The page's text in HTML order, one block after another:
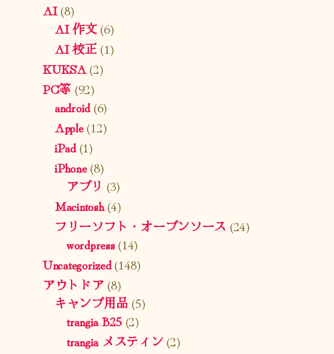
AI(8)
AI 作文(6)
AI 校正(1)
KUKSA(2)
PC等 (92)
android(6)
Apple(12)
iPad(1)
iPhone(8)
アプリ (3)
Macintosh(4)
フリーソフト・オープンソース (24)
wordpress(14)
Uncategorized(148)
アウトドア (8)
キャンプ用品 (5)
trangia B25 (2)
trangia メスティン (2)